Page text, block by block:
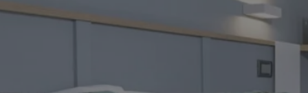
Kostenvoranschlag anfordern